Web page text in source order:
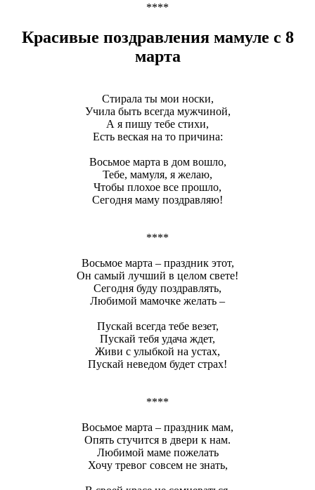
****
Красивые поздравления мамуле с 8
марта
Стирала ты мои носки,
Учила быть всегда мужчиной,
А я пишу тебе стихи,
Есть веская на то причина:
Восьмое марта в дом вошло,
Тебе, мамуля, я желаю,
Чтобы плохое все прошло,
Сегодня маму поздравляю!
****
Восьмое марта – праздник этот,
Он самый лучший в целом свете!
Сегодня буду поздравлять,
Любимой мамочке желать –
Пускай всегда тебе везет,
Пускай тебя удача ждет,
Живи с улыбкой на устах,
Пускай неведом будет страх!
****
Восьмое марта – праздник мам,
Опять стучится в двери к нам.
Любимой маме пожелать
Хочу тревог совсем не знать,